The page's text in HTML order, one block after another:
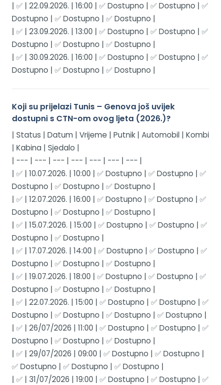
| ✅ | 22.09.2026. | 16:00 | ✅ Dostupno | ✅ Dostupno | ✅
Dostupno | ✅ Dostupno | ✅ Dostupno |
| ✅ | 23.09.2026. | 13:00 | ✅ Dostupno | ✅ Dostupno | ✅
Dostupno | ✅ Dostupno | ✅ Dostupno |
| ✅ | 30.09.2026. | 16:00 | ✅ Dostupno | ✅ Dostupno | ✅
Dostupno | ✅ Dostupno | ✅ Dostupno |
Koji su prijelazi Tunis – Genova još uvijek
dostupni s CTN-om ovog ljeta (2026.)?
| Status | Datum | Vrijeme | Putnik | Automobil | Kombi
| Kabina | Sjedalo |
| --- | --- | --- | --- | --- | --- | --- |
| ✅ | 10.07.2026. | 10:00 | ✅ Dostupno | ✅ Dostupno | ✅
Dostupno | ✅ Dostupno | ✅ Dostupno |
| ✅ | 12.07.2026. | 16:00 | ✅ Dostupno | ✅ Dostupno | ✅
Dostupno | ✅ Dostupno | ✅ Dostupno |
| ✅ | 15.07.2026. | 15:00 | ✅ Dostupno | ✅ Dostupno | ✅
Dostupno | ✅ Dostupno |
| ✅ | 17.07.2026. | 14:00 | ✅ Dostupno | ✅ Dostupno | ✅
Dostupno | ✅ Dostupno | ✅ Dostupno |
| ✅ | 19.07.2026. | 18:00 | ✅ Dostupno | ✅ Dostupno | ✅
Dostupno | ✅ Dostupno | ✅ Dostupno |
| ✅ | 22.07.2026. | 15:00 | ✅ Dostupno | ✅ Dostupno | ✅
Dostupno | ✅ Dostupno | ✅ Dostupno | ✅ Dostupno |
| ✅ | 26/07/2026 | 11:00 | ✅ Dostupno | ✅ Dostupno | ✅
Dostupno | ✅ Dostupno | ✅ Dostupno |
| ✅ | 29/07/2026 | 09:00 | ✅ Dostupno | ✅ Dostupno |
✅ Dostupno | ✅ Dostupno | ✅ Dostupno |
| ✅ | 31/07/2026 | 19:00 | ✅ Dostupno | ✅ Dostupno | ✅